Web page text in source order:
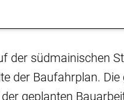
der südmainischen
der Baufahrplan.
geplanten